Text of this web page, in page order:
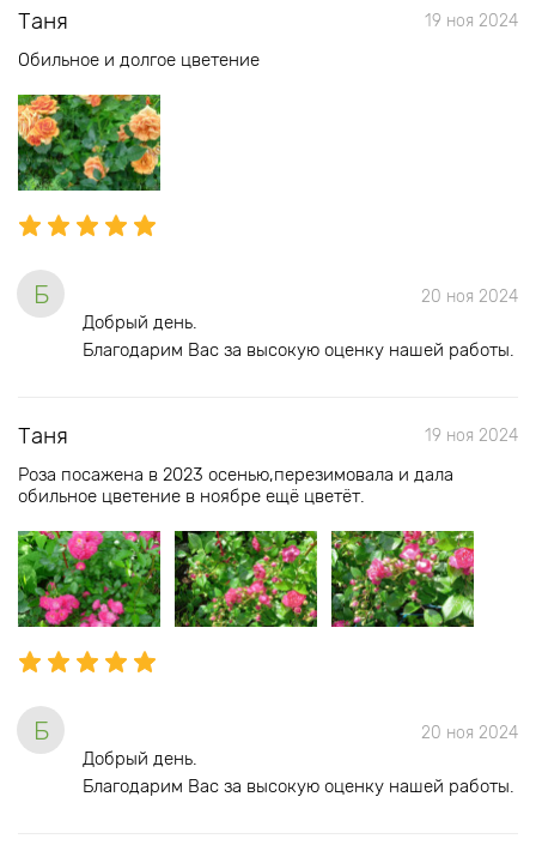
Таня 19 ноя 2024
Обильное и долгое цветение
Б 20 ноя 2024
Добрый день.
Благодарим Вас за высокую оценку нашей работы.
Таня 19 ноя 2024
Роза посажена в 2023 осенью,перезимовала и дала
обильное цветение в ноябре ещё цветёт.
Б 20 ноя 2024
Добрый день.
Благодарим Вас за высокую оценку нашей работы.